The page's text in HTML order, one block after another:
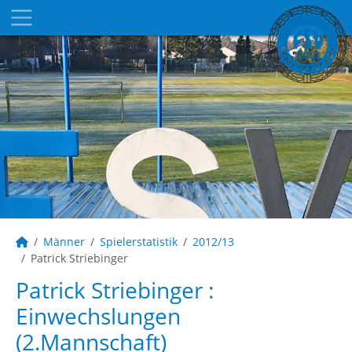
Männer Spielerstatistik
2012/13
Patrick Striebinger
Patrick Striebinger :
Einwechslungen
(2.Mannschaft)